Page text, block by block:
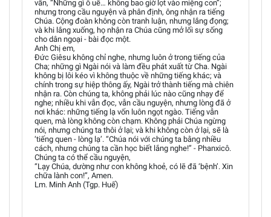
vấn, “Những gì ô uế… không bao giờ lọt vào miệng con”;
nhưng trong cầu nguyện và phân định, ông nhận ra tiếng
Chúa. Cộng đoàn không còn tranh luận, nhưng lắng đọng;
và khi lắng xuống, họ nhận ra Chúa cũng mở lối sự sống
cho dân ngoại - bài đọc một.
Anh Chị em,
Đức Giêsu không chỉ nghe, nhưng luôn ở trong tiếng của
Cha; những gì Ngài nói và làm đều phát xuất từ Cha. Ngài
không bị lôi kéo vì không thuộc về những tiếng khác; và
chính trong sự hiệp thông ấy, Ngài trở thành tiếng mà chiên
nhận ra. Còn chúng ta, không phải lúc nào cũng nhạy để
nghe; nhiều khi vẫn đọc, vẫn cầu nguyện, nhưng lòng đã ở
nơi khác: những tiếng lạ vốn luôn ngọt ngào. Tiếng vẫn
quen, mà lòng không còn chạm. Không phải Chúa ngừng
nói, nhưng chúng ta thôi ở lại; và khi không còn ở lại, sẽ là
‘tiếng quen - lòng lạ’. “Chúa nói với chúng ta bằng nhiều
cách, nhưng chúng ta cần học biết lắng nghe!” - Phanxicô.
Chúng ta có thể cầu nguyện,
“Lạy Chúa, dường như con không khoẻ, có lẽ đã ‘bệnh’. Xin
chữa lành con!”, Amen.
Lm. Minh Anh (Tgp. Huế)